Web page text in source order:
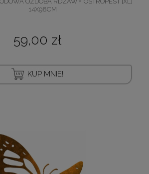
14X98CM
59,00 zł
KUP MNIE!